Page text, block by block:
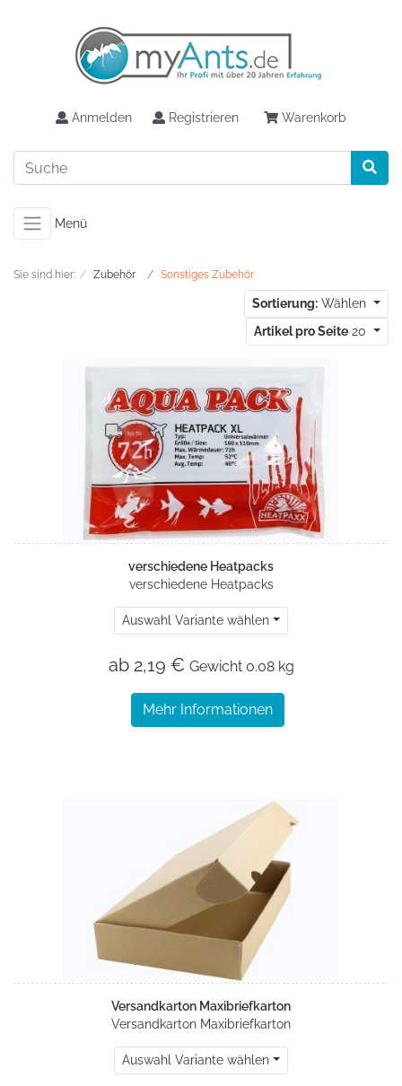
Anmelden Registrieren Warenkorb
Menü
Sie sind hier: Zubehör Sonstiges Zubehör
Sortierung: Wählen
Artikel pro Seite 20
verschiedene Heatpacks
verschiedene Heatpacks
Auswahl Variante wählen
ab 2,19 € Gewicht 0.08 kg
Mehr Informationen
Versandkarton Maxibriefkarton
Versandkarton Maxibriefkarton
Auswahl Variante wählen